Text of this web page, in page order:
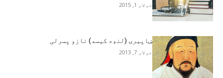
جولای 1, 2015
ښاپیرۍ (لنډه کیسه) نازو پسرلی
جولای 7, 2013